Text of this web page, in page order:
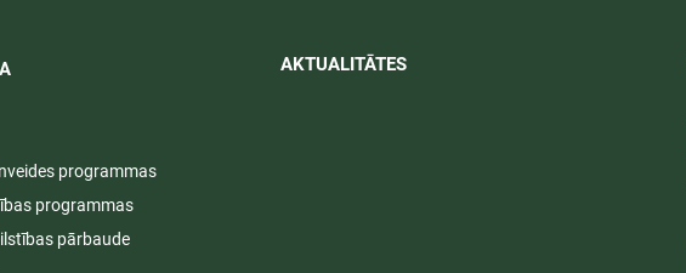
programmas
programmas
pārbaude
AKTUALITĀTES​​